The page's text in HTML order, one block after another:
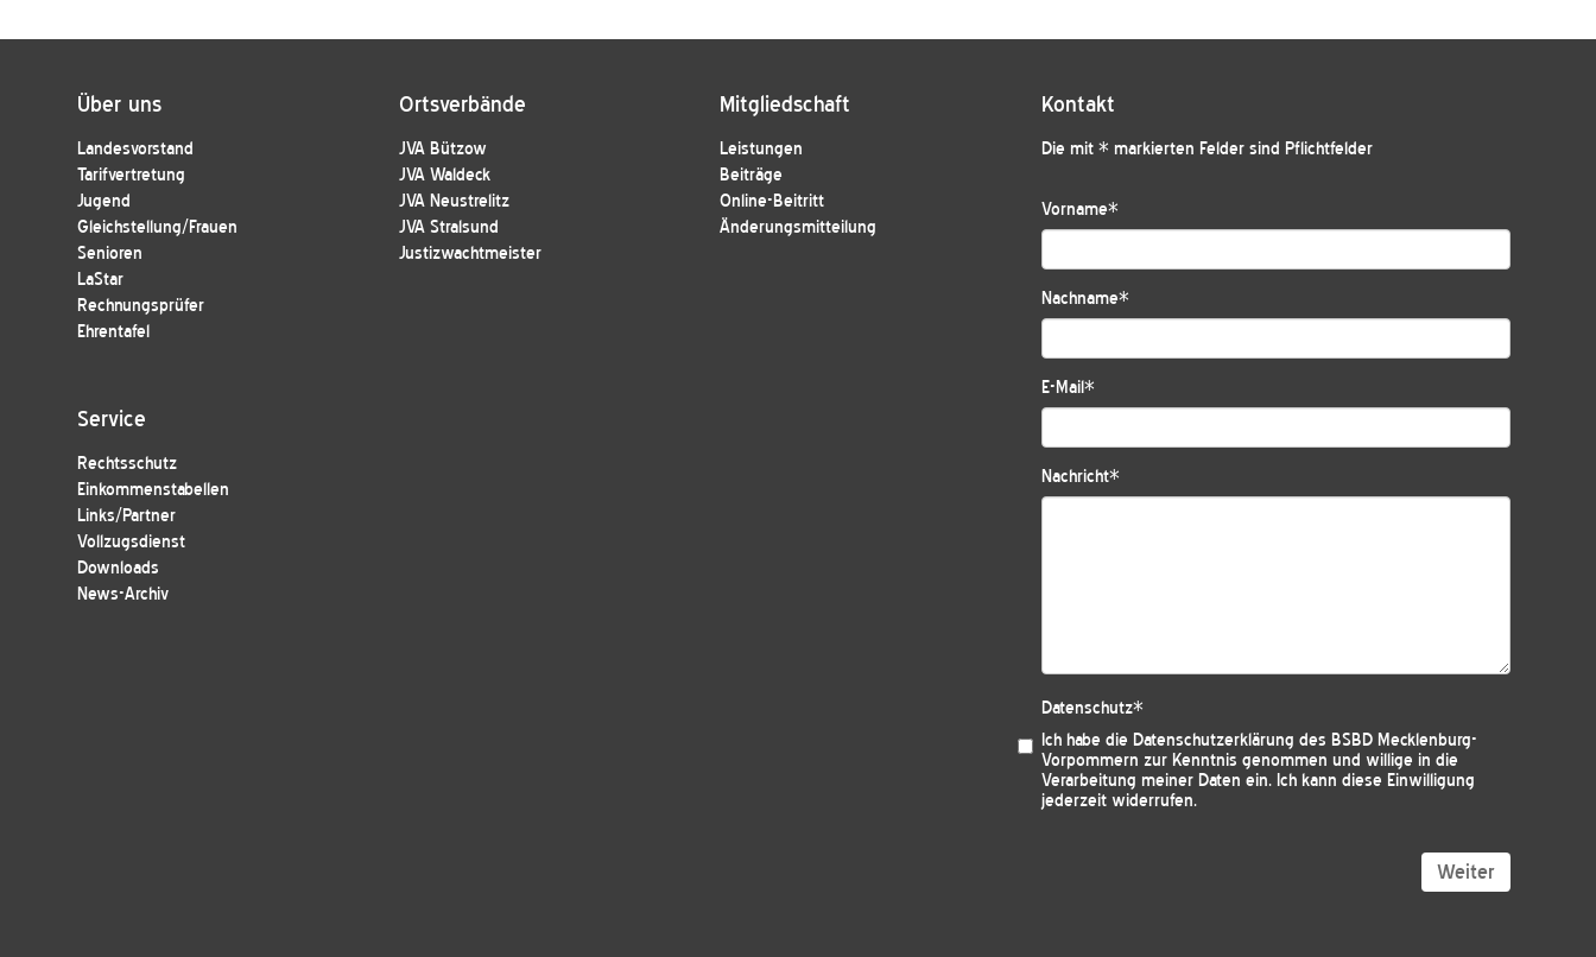
Über uns
Landesvorstand
Tarifvertretung
Jugend
Gleichstellung/Frauen
Senioren
LaStar
Rechnungsprüfer
Ehrentafel
Ortsverbände
JVA Bützow
JVA Waldeck
JVA Neustrelitz
JVA Stralsund
Justizwachtmeister
Mitgliedschaft
Leistungen
Beiträge
Online-Beitritt
Änderungsmitteilung
Service
Rechtsschutz
Einkommenstabellen
Links/Partner
Vollzugsdienst
Downloads
News-Archiv
Kontakt
Die mit * markierten Felder sind Pflichtfelder
Vorname*
Nachname*
E-Mail*
Nachricht*
Datenschutz*
Ich habe die Datenschutzerklärung des BSBD Mecklenburg-
Vorpommern zur Kenntnis genommen und willige in die
Verarbeitung meiner Daten ein. Ich kann diese Einwilligung
jederzeit widerrufen.
Weiter